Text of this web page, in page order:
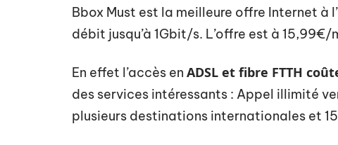
Bbox Must est la meilleure offre Internet à
débit jusqu’à 1Gbit/s. L’offre est à 15,99€/
En effet l’accès en ADSL et fibre FTTH
des services intéressants : Appel illimité
plusieurs destinations internationales et